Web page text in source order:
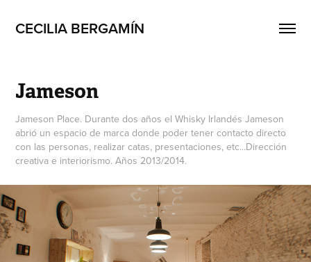
CECILIA BERGAMÍN
Jameson
Jameson Place. Durante dos años el Whisky Irlandés Jameson
abrió un espacio de marca donde poder tener contacto directo
con las personas, realizar catas, presentaciones, etc...Dirección
creativa e interiorismo. Años 2013/2014.